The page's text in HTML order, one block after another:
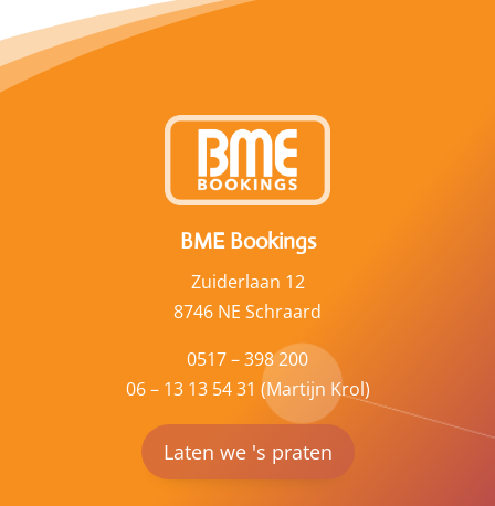
BME Bookings
Zuiderlaan 12
8746 NE Schraard
0517 – 398 200
06 – 13 13 54 31 (Martijn Krol)
Laten we 's praten